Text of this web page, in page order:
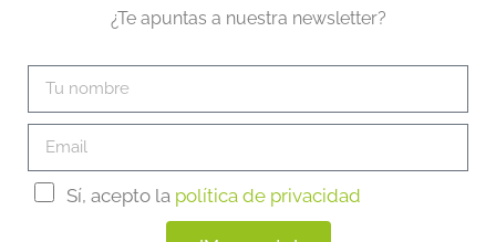
¿Te apuntas a nuestra newsletter?
Sí, acepto la política de privacidad